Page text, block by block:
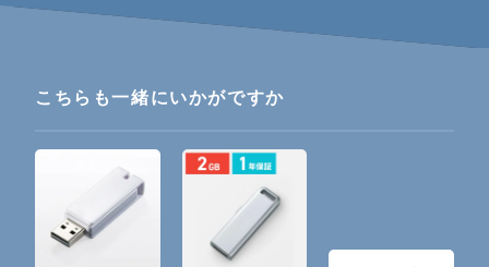
こちらも一緒にいかがですか